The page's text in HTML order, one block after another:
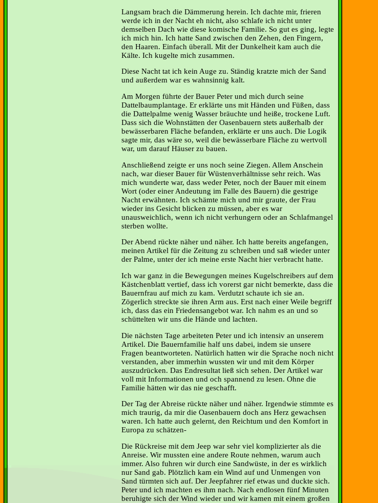
Langsam brach die Dämmerung herein. Ich dachte mir, frieren
werde ich in der Nacht eh nicht, also schlafe ich nicht unter
demselben Dach wie diese komische Familie. So gut es ging, legte
ich mich hin. Ich hatte Sand zwischen den Zehen, den Fingern,
den Haaren. Einfach überall. Mit der Dunkelheit kam auch die
Kälte. Ich kugelte mich zusammen.
Diese Nacht tat ich kein Auge zu. Ständig kratzte mich der Sand
und außerdem war es wahnsinnig kalt.
Am Morgen führte der Bauer Peter und mich durch seine
Dattelbaumplantage. Er erklärte uns mit Händen und Füßen, dass
die Dattelpalme wenig Wasser bräuchte und heiße, trockene Luft.
Dass sich die Wohnstätten der Oasenbauern stets außerhalb der
bewässerbaren Fläche befanden, erklärte er uns auch. Die Logik
sagte mir, das wäre so, weil die bewässerbare Fläche zu wertvoll
war, um darauf Häuser zu bauen.
Anschließend zeigte er uns noch seine Ziegen. Allem Anschein
nach, war dieser Bauer für Wüstenverhältnisse sehr reich. Was
mich wunderte war, dass weder Peter, noch der Bauer mit einem
Wort (oder einer Andeutung im Falle des Bauern) die gestrige
Nacht erwähnten. Ich schämte mich und mir graute, der Frau
wieder ins Gesicht blicken zu müssen, aber es war
unausweichlich, wenn ich nicht verhungern oder an Schlafmangel
sterben wollte.
Der Abend rückte näher und näher. Ich hatte bereits angefangen,
meinen Artikel für die Zeitung zu schreiben und saß wieder unter
der Palme, unter der ich meine erste Nacht hier verbracht hatte.
Ich war ganz in die Bewegungen meines Kugelschreibers auf dem
Kästchenblatt vertief, dass ich vorerst gar nicht bemerkte, dass die
Bauernfrau auf mich zu kam. Verdutzt schaute ich sie an.
Zögerlich streckte sie ihren Arm aus. Erst nach einer Weile begriff
ich, dass das ein Friedensangebot war. Ich nahm es an und so
schüttelten wir uns die Hände und lachten.
Die nächsten Tage arbeiteten Peter und ich intensiv an unserem
Artikel. Die Bauernfamilie half uns dabei, indem sie unsere
Fragen beantworteten. Natürlich hatten wir die Sprache noch nicht
verstanden, aber immerhin wussten wir und mit dem Körper
auszudrücken. Das Endresultat ließ sich sehen. Der Artikel war
voll mit Informationen und och spannend zu lesen. Ohne die
Familie hätten wir das nie geschafft.
Der Tag der Abreise rückte näher und näher. Irgendwie stimmte es
mich traurig, da mir die Oasenbauern doch ans Herz gewachsen
waren. Ich hatte auch gelernt, den Reichtum und den Komfort in
Europa zu schätzen-
Die Rückreise mit dem Jeep war sehr viel komplizierter als die
Anreise. Wir mussten eine andere Route nehmen, warum auch
immer. Also fuhren wir durch eine Sandwüste, in der es wirklich
nur Sand gab. Plötzlich kam ein Wind auf und Unmengen von
Sand türmten sich auf. Der Jeepfahrer rief etwas und duckte sich.
Peter und ich machten es ihm nach. Nach endlosen fünf Minuten
beruhigte sich der Wind wieder und wir kamen mit einem großen